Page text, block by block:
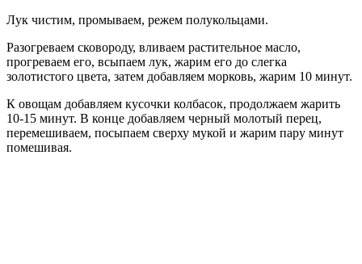
Лук чистим, промываем, режем полукольцами.
Разогреваем сковороду, вливаем растительное масло,
прогреваем его, всыпаем лук, жарим его до слегка
золотистого цвета, затем добавляем морковь, жарим 10 минут.
К овощам добавляем кусочки колбасок, продолжаем жарить
10-15 минут. В конце добавляем черный молотый перец,
перемешиваем, посыпаем сверху мукой и жарим пару минут
помешивая.